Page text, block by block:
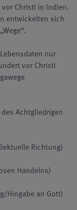
vor Christi in Indien.
entwickelten sich
nur
vor Christi
Achtgliedrigen
Richtung)
Handelns)
Hingabe an Gott)